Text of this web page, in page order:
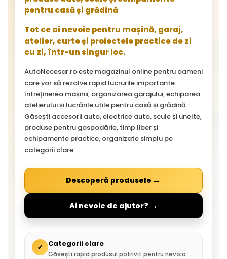
pentru casă și grădină
Tot ce ai nevoie pentru mașină, garaj,
atelier, curte și proiectele practice de zi
cu zi, într-un singur loc.
AutoNecesar.ro este magazinul online pentru oameni
care vor să rezolve rapid lucrurile importante:
întreținerea mașinii, organizarea garajului, echiparea
atelierului și lucrările utile pentru casă și grădină.
Găsești accesorii auto, electrice auto, scule și unelte,
produse pentru gospodărie, timp liber și
echipamente practice, organizate simplu pe
categorii clare.
Descoperă produsele →
Ai nevoie de ajutor? →
✓ Categorii clare
Găsești rapid produsul potrivit pentru nevoia